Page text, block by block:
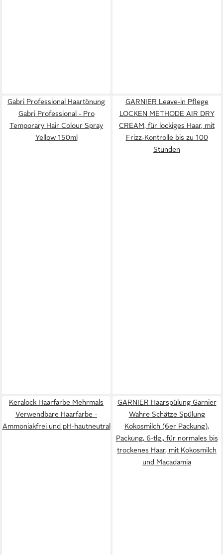
Gabri Professional Haartönung
Gabri Professional - Pro
Temporary Hair Colour Spray
Yellow 150ml
GARNIER Leave-in Pflege
LOCKEN METHODE AIR DRY
CREAM, für lockiges Haar, mit
Frizz-Kontrolle bis zu 100
Stunden
Keralock Haarfarbe Mehrmals
Verwendbare Haarfarbe -
Ammoniakfrei und pH-hautneutral
GARNIER Haarspülung Garnier
Wahre Schätze Spülung
Kokosmilch (6er Packung),
Packung, 6-tlg., für normales bis
trockenes Haar, mit Kokosmilch
und Macadamia